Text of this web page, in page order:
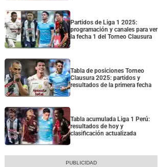
Partidos de Liga 1 2025:
programación y canales para ver
la fecha 1 del Torneo Clausura
Tabla de posiciones Torneo
Clausura 2025: partidos y
resultados de la primera fecha
Tabla acumulada Liga 1 Perú:
resultados de hoy y
clasificación actualizada